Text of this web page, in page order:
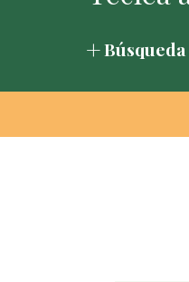
Búsqueda